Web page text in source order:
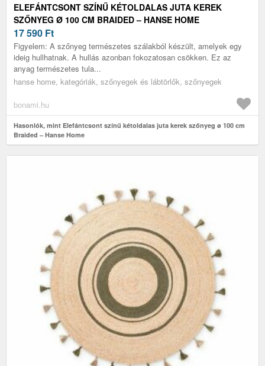
ELEFÁNTCSONT SZÍNŰ KÉTOLDALAS JUTA KEREK
SZŐNYEG Ø 100 CM BRAIDED – HANSE HOME
17 590 Ft
Figyelem: A szőnyeg természetes szálakból készült, amelyek egy
ideig hullhatnak. A hullás azonban fokozatosan csökken. Ez az
anyag természetes tula...
hanse home, kategóriák, szőnyegek és lábtörlők, szőnyegek
bonami.hu
Hasonlók, mint Elefántcsont színű kétoldalas juta kerek szőnyeg ø 100 cm
Braided – Hanse Home